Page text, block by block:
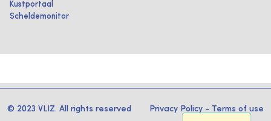
Kustportaal
Scheldemonitor
© 2023 VLIZ. All rights reserved Privacy Policy - Terms of use